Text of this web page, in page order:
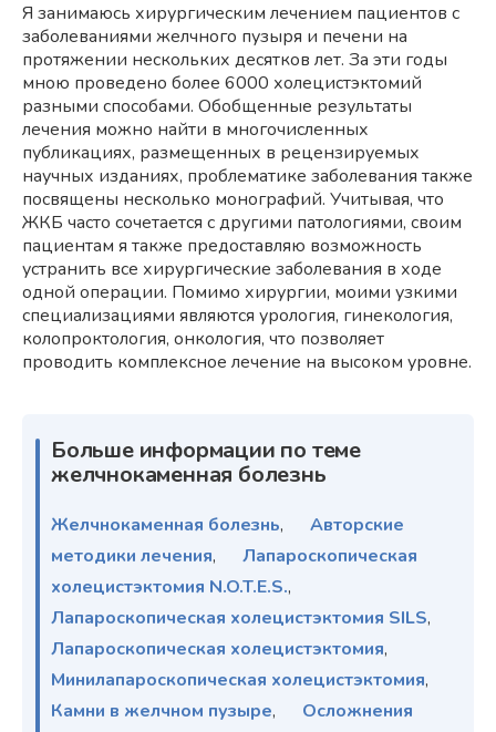
Я занимаюсь хирургическим лечением пациентов с
заболеваниями желчного пузыря и печени на
протяжении нескольких десятков лет. За эти годы
мною проведено более 6000 холецистэктомий
разными способами. Обобщенные результаты
лечения можно найти в многочисленных
публикациях, размещенных в рецензируемых
научных изданиях, проблематике заболевания также
посвящены несколько монографий. Учитывая, что
ЖКБ часто сочетается с другими патологиями, своим
пациентам я также предоставляю возможность
устранить все хирургические заболевания в ходе
одной операции. Помимо хирургии, моими узкими
специализациями являются урология, гинекология,
колопроктология, онкология, что позволяет
проводить комплексное лечение на высоком уровне.
Больше информации по теме
желчнокаменная болезнь
Желчнокаменная болезнь,
Авторские
методики лечения,
Лапароскопическая
холецистэктомия N.O.T.E.S.,
Лапароскопическая холецистэктомия SILS,
Лапароскопическая холецистэктомия,
Минилапароскопическая холецистэктомия,
Камни в желчном пузыре,
Осложнения